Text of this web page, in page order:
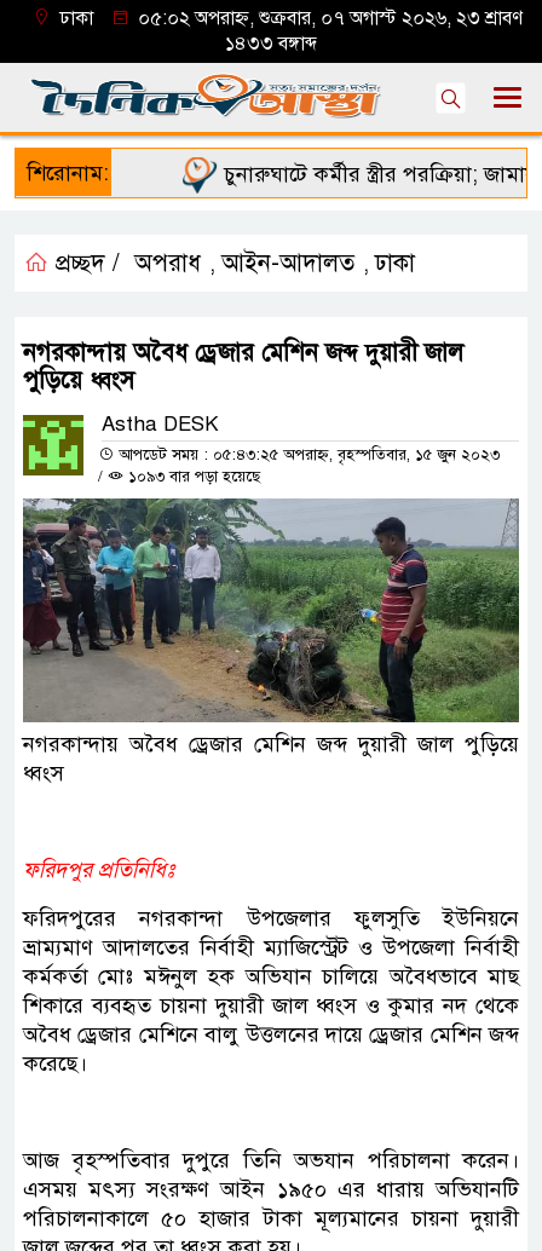
ঢাকা
০৫:০২ অপরাহ্ন, শুক্রবার, ০৭ অগাস্ট ২০২৬, ২৩ শ্রাবণ
১৪৩৩ বঙ্গাব্দ
শিরোনাম: চুনারুঘাটে কর্মীর স্ত্রীর পরক্রিয়া;
প্রচ্ছদ / অপরাধ ,আইন-আদালত ,ঢাকা
নগরকান্দায় অবৈধ ড্রেজার মেশিন জব্দ দুয়ারী জাল
পুড়িয়ে ধ্বংস
Astha DESK
আপডেট সময় : ০৫:৪৩:২৫ অপরাহ্ন, বৃহস্পতিবার, ১৫ জুন ২০২৩
/
১০৯৩ বার পড়া হয়েছে
নগরকান্দায় অবৈধ ড্রেজার মেশিন জব্দ দুয়ারী জাল পুড়িয়ে
ধ্বংস
ফরিদপুর প্রতিনিধিঃ
ফরিদপুরের নগরকান্দা উপজেলার ফুলসুতি ইউনিয়নে
ভ্রাম্যমাণ আদালতের নির্বাহী ম্যাজিস্ট্রেট ও উপজেলা নির্বাহী
কর্মকর্তা মোঃ মঈনুল হক অভিযান চালিয়ে অবৈধভাবে মাছ
শিকারে ব্যবহৃত চায়না দুয়ারী জাল ধ্বংস ও কুমার নদ থেকে
অবৈধ ড্রেজার মেশিনে বালু উত্তলনের দায়ে ড্রেজার মেশিন জব্দ
করেছে।
আজ বৃহস্পতিবার দুপুরে তিনি অভযান পরিচালনা করেন।
এসময় মৎস্য সংরক্ষণ আইন ১৯৫০ এর ধারায় অভিযানটি
পরিচালনাকালে ৫০ হাজার টাকা মূল্যমানের চায়না দুয়ারী